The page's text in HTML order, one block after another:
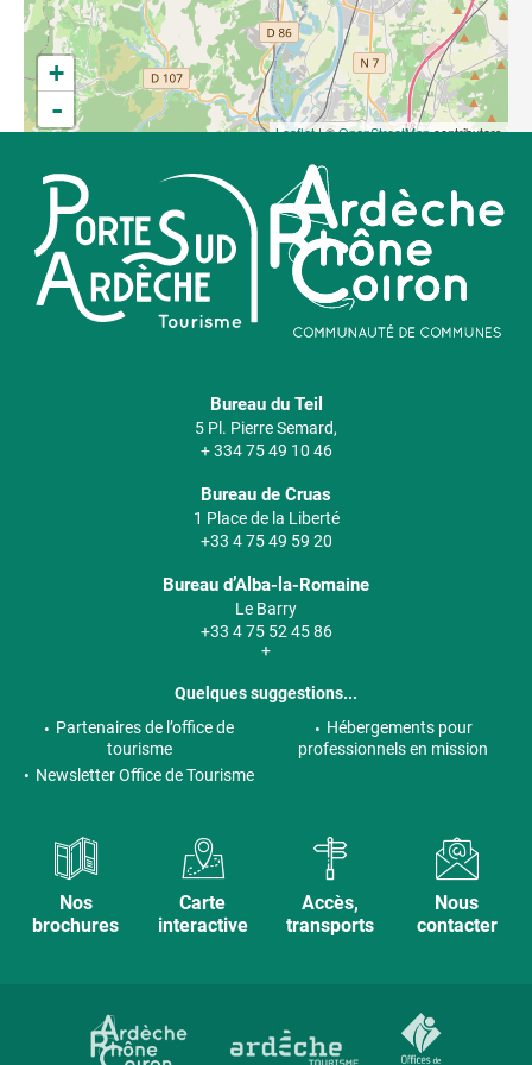
Un projet produit par Les Nouveaux Nez & Cie et
coordonné par la Cascade, Pôle National Cirque,
dans le cadre de la Convention Territoriale
d’Éducation Artistique et Culturelle de la
Communauté de communes Ardèche Rhône Coiron.
+
-
Leaflet| ©OpenStreetMapcontributors
Bureau du Teil
5 Pl. Pierre Semard,
+ 334 75 49 10 46
Bureau de Cruas
1 Place de la Liberté
+33 4 75 49 59 20
Bureau d’Alba-la-Romaine
Le Barry
+33 4 75 52 45 86
+
Quelques suggestions...
Partenaires de l’office de
tourisme
Hébergements pour
professionnels en mission
Newsletter Office de Tourisme
Nos
brochures
Carte
interactive
Accès,
transports
Nous
contacter